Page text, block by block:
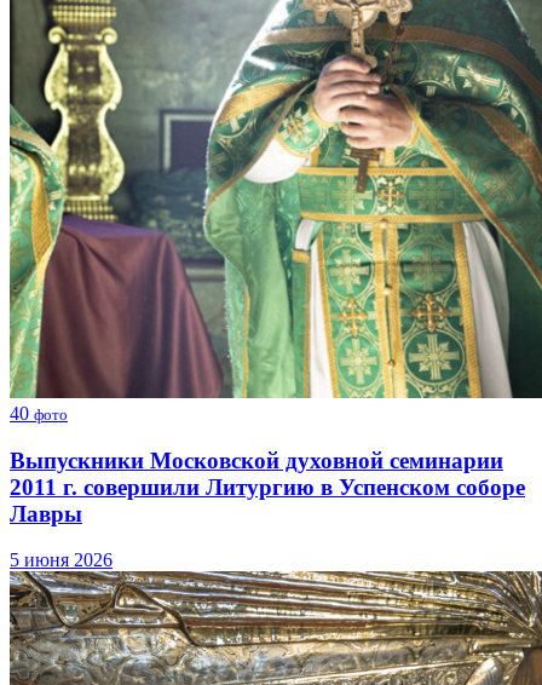
40 фото
Выпускники Московской духовной семинарии
2011 г. совершили Литургию в Успенском соборе
Лавры
5 июня 2026